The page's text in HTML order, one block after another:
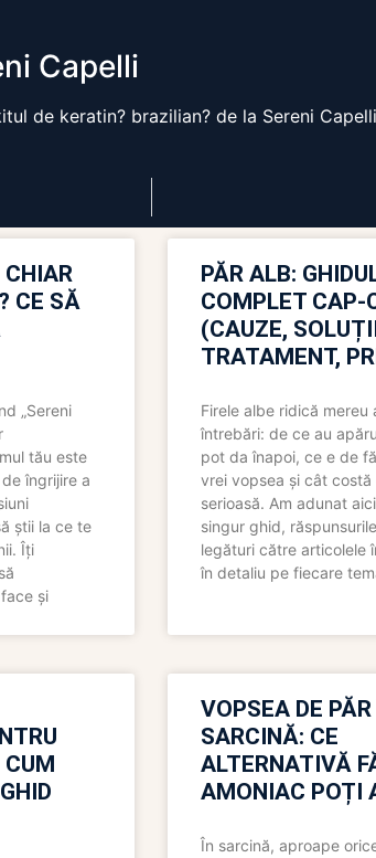
Capelli
de keratin? brazilian? de la Sereni
CHIAR
CE SĂ
„Sereni
tău este
îngrijire a
știi la ce te
Îți
și
PĂR ALB:
COMPLET CAP-
(CAUZE,
TRATAMENT,
Firele albe ridică mereu
întrebări: de ce au
pot da înapoi, ce e de
vrei vopsea și cât costă
serioasă. Am adunat
singur ghid,
legături către articolele
în detaliu pe fiecare
CUM
VOPSEA DE
SARCINĂ: CE
ALTERNATIVĂ
AMONIAC POȚI
În sarcină, aproape